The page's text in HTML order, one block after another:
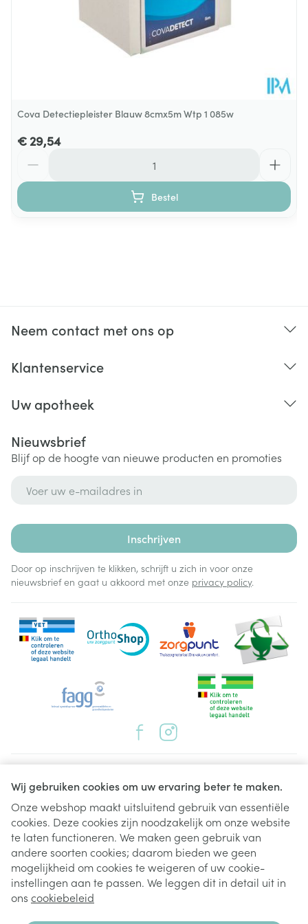
Wij gebruiken cookies om uw ervaring beter te maken.
Onze webshop maakt uitsluitend gebruik van essentiële
cookies. Deze cookies zijn noodzakelijk om onze website
te laten functioneren. We maken geen gebruik van
andere soorten cookies; daarom bieden we geen
mogelijkheid om cookies te weigeren of uw cookie-
instellingen aan te passen. We leggen dit in detail uit in
ons cookiebeleid
Cova Detectiepleister Blauw 8cmx5m Wtp 1 085w
€ 29,54
Bestel
Neem contact met ons op
Klantenservice
Uw apotheek
Nieuwsbrief
Blijf op de hoogte van nieuwe producten en promoties
Inschrijven
Door op inschrijven te klikken, schrijft u zich in voor onze
nieuwsbrief en gaat u akkoord met onze privacy policy.
Juridische links